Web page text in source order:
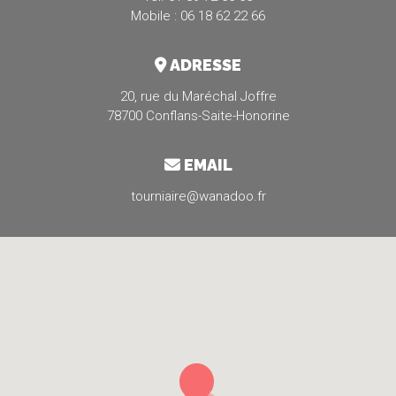
Mobile : 06 18 62 22 66
ADRESSE
20, rue du Maréchal Joffre
78700 Conflans-Saite-Honorine
EMAIL
tourniaire@wanadoo.fr